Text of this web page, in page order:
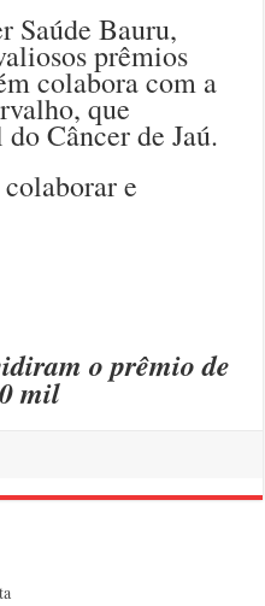
Saúde Bauru,
prêmios
colabora com a
que
Câncer de Jaú.
e
o prêmio de
mil